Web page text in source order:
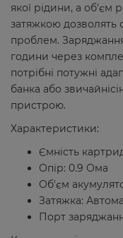
якої рідини, а об'єм
затяжкою дозволять
проблем.
години через
потрібні потужні
банка або
пристрою.
Характеристики:
Ємність
Опір: 0.9 Ома
Об'єм
Затяжка:
Порт